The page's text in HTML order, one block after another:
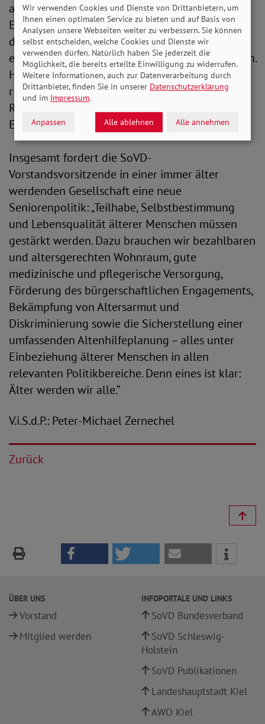
ausreichenden Unterstützungs- bzw.
Entlastungsangebote. Gerade auf dem Land ist
die Lage oft problematisch. Die Folge ist häufig
eine Überforderung der pflegenden Angehörigen.
Hier muss die Bundesregierung mit einer
richtigen und nachhaltigen Pflegereform neue
Rahmenbedingungen schaffen“, so Michaela
Engelmeier.
Insgesamt fordert die SoVD-
Vorstandsvorsitzende in einer immer älter
werdenden Gesellschaft eine neue
Seniorenpolitik: „Teilhabe, Selbstbestimmung
und Lebensqualität älterer Menschen müssen
gestärkt werden. Dazu brauchen wir bezahlbaren
und altersgerechten Wohnraum, gute
medizinische und pflegerische Versorgung,
Förderung des bürgerschaftlichen Engagements,
Bekämpfung von Altersarmut und
Diskriminierung sowie die Sicherstellung einer
umfassenden Altenhilfeplanung – alles unter
Einbeziehung älterer Menschen in allen
relevanten Politikbereiche. Denn eines ist klar:
Älter werden wir alle.“
V.i.S.d.P.: Peter-Michael Zernechel
Zurück
ÜBER UNS
Vorstand
Mitglied werden
INFOPORTALE UND LINKS
SoVD Bundesverband
SoVD Schleswig-
Holstein
SoVD Publikationen
Landeshauptstadt Kiel
AWO Kiel
Wir verwenden Cookies und Dienste von Drittanbietern, um
Ihnen einen optimalen Service zu bieten und auf Basis von
Analysen unsere Webseiten weiter zu verbessern. Sie können
selbst entscheiden, welche Cookies und Dienste wir
verwenden dürfen. Natürlich haben Sie jederzeit die
Möglichkeit, die bereits erteilte Einwilligung zu widerrufen.
Weitere Informationen, auch zur Datenverarbeitung durch
Drittanbieter, finden Sie in unserer Datenschutzerklärung
und im Impressum.
Anpassen Alle ablehnen Alle annehmen